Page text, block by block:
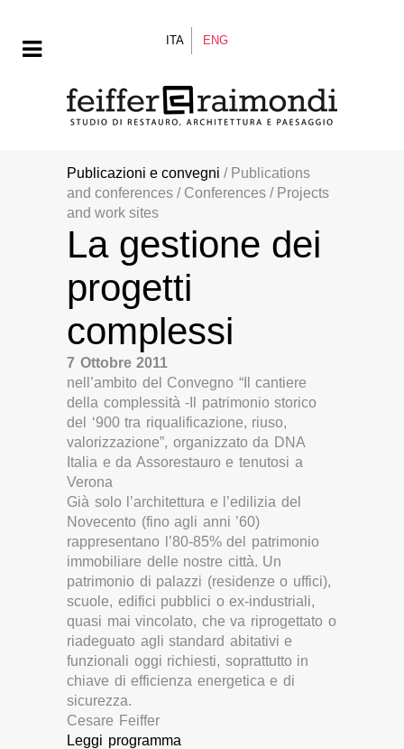
ITA ENG
Publicazioni e convegni / Publications
and conferences / Conferences / Projects
and work sites
La gestione dei
progetti
complessi
7 Ottobre 2011
nell’ambito del Convegno “Il cantiere
della complessità -Il patrimonio storico
del ‘900 tra riqualificazione, riuso,
valorizzazione”, organizzato da DNA
Italia e da Assorestauro e tenutosi a
Verona
Già solo l’architettura e l’edilizia del
Novecento (fino agli anni ’60)
rappresentano l’80-85% del patrimonio
immobiliare delle nostre città. Un
patrimonio di palazzi (residenze o uffici),
scuole, edifici pubblici o ex-industriali,
quasi mai vincolato, che va riprogettato o
riadeguato agli standard abitativi e
funzionali oggi richiesti, soprattutto in
chiave di efficienza energetica e di
sicurezza.
Cesare Feiffer
Leggi programma